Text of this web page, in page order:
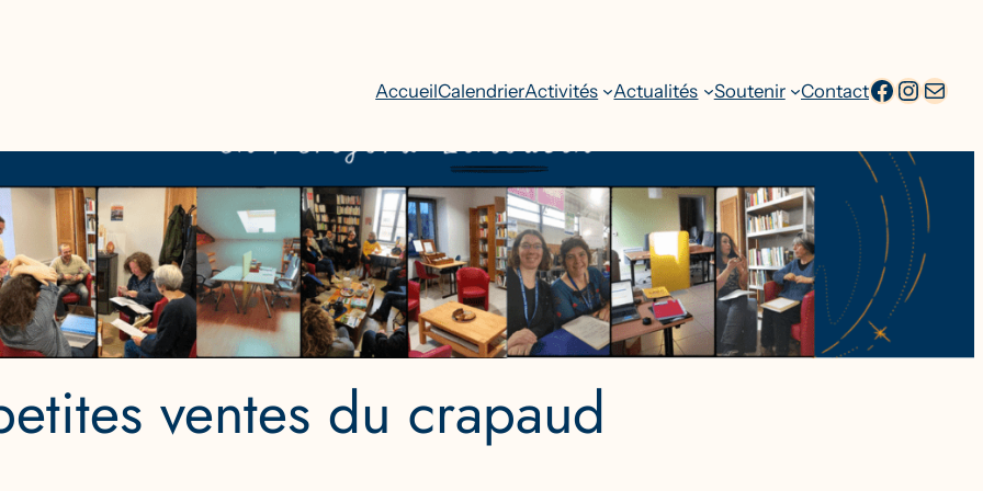
AccueilCalendrierActivités Actualités Soutenir Contactfacebook
Adresse
ventes du crapaud